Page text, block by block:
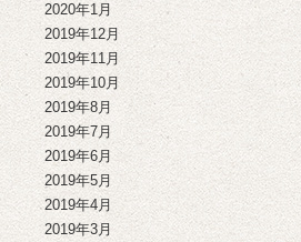
2020年1月
2019年12月
2019年11月
2019年10月
2019年8月
2019年7月
2019年6月
2019年5月
2019年4月
2019年3月